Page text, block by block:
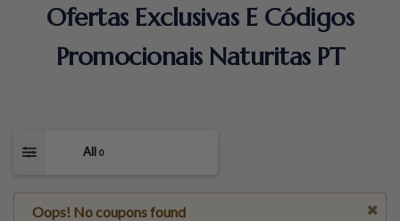
Ofertas Exclusivas E Códigos
Promocionais Naturitas PT
All 0
Oops! No coupons found